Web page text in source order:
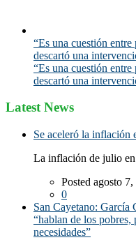
“Es una cuestión
descartó una
“Es una cuestión
descartó una
Latest News
Se aceleró la inflación
La inflación de julio
Posted agosto
0
San Cayetano: García
“hablan de los pobres,
necesidades”